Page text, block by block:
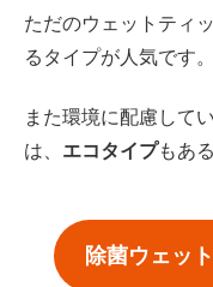
ただのウェットティ
るタイプが人気です。
また環境に配慮して
は、 エコタイプもあ
除菌ウェッ